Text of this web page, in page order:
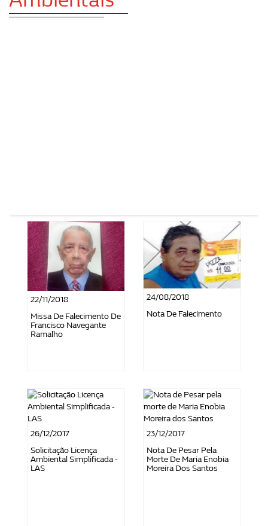
22/11/2018
Missa De Falecimento De
Francisco Navegante
Ramalho
24/08/2018
Nota De Falecimento
26/12/2017
Solicitação Licença
Ambiental Simplificada -
LAS
23/12/2017
Nota De Pesar Pela
Morte De Maria Enobia
Moreira Dos Santos